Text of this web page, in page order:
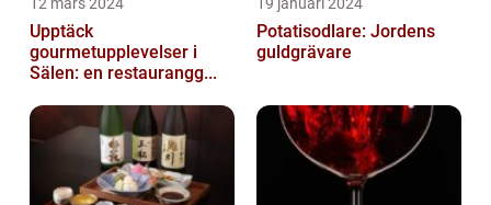
Upptäck
gourmetupplevelser i
Sälen: en restaurangg...
Potatisodlare: Jordens
guldgrävare